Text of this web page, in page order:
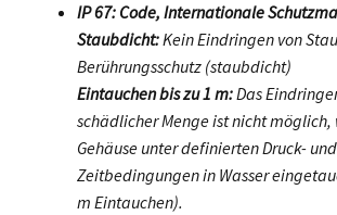
IP 67: Code, Internationale
Staubdicht:Kein Eindringen von
Berührungsschutz (staubdicht)
Eintauchen bis zu 1 m:Das
schädlicher Menge ist nicht möglich,
Gehäuse unter definierten Druck- und
Zeitbedingungen in Wasser
m Eintauchen).